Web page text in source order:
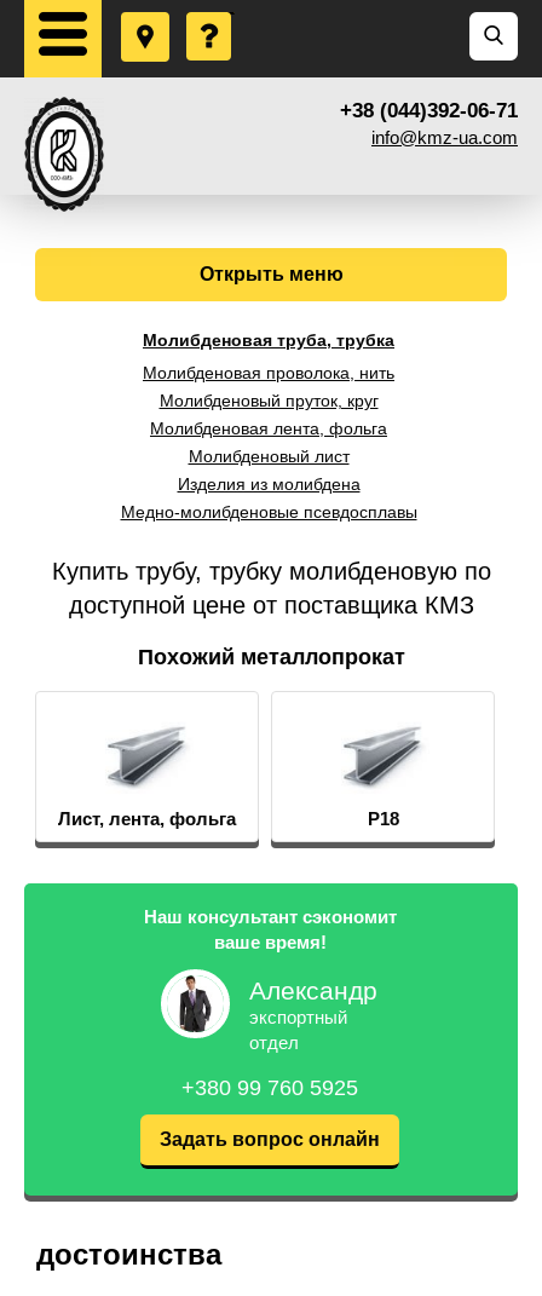
+38 (044)392-06-71
info@kmz-ua.com
Открыть меню
Молибденовая труба, трубка
Молибденовая проволока, нить
Молибденовый пруток, круг
Молибденовая лента, фольга
Молибденовый лист
Изделия из молибдена
Медно-молибденовые псевдосплавы
Купить трубу, трубку молибденовую по
доступной цене от поставщика КМЗ
Похожий металлопрокат
Лист, лента, фольга Р18
Наш консультант сэкономит
ваше время!
Александр
экспортный
отдел
+380 99 760 5925
Задать вопрос онлайн
достоинства